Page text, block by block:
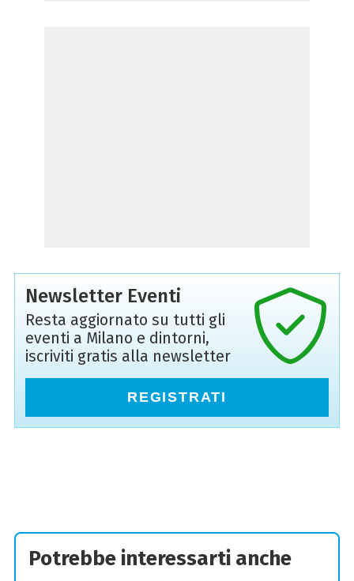
Newsletter Eventi
Resta aggiornato su tutti gli
eventi a Milano e dintorni,
iscriviti gratis alla newsletter
REGISTRATI
Potrebbe interessarti anche